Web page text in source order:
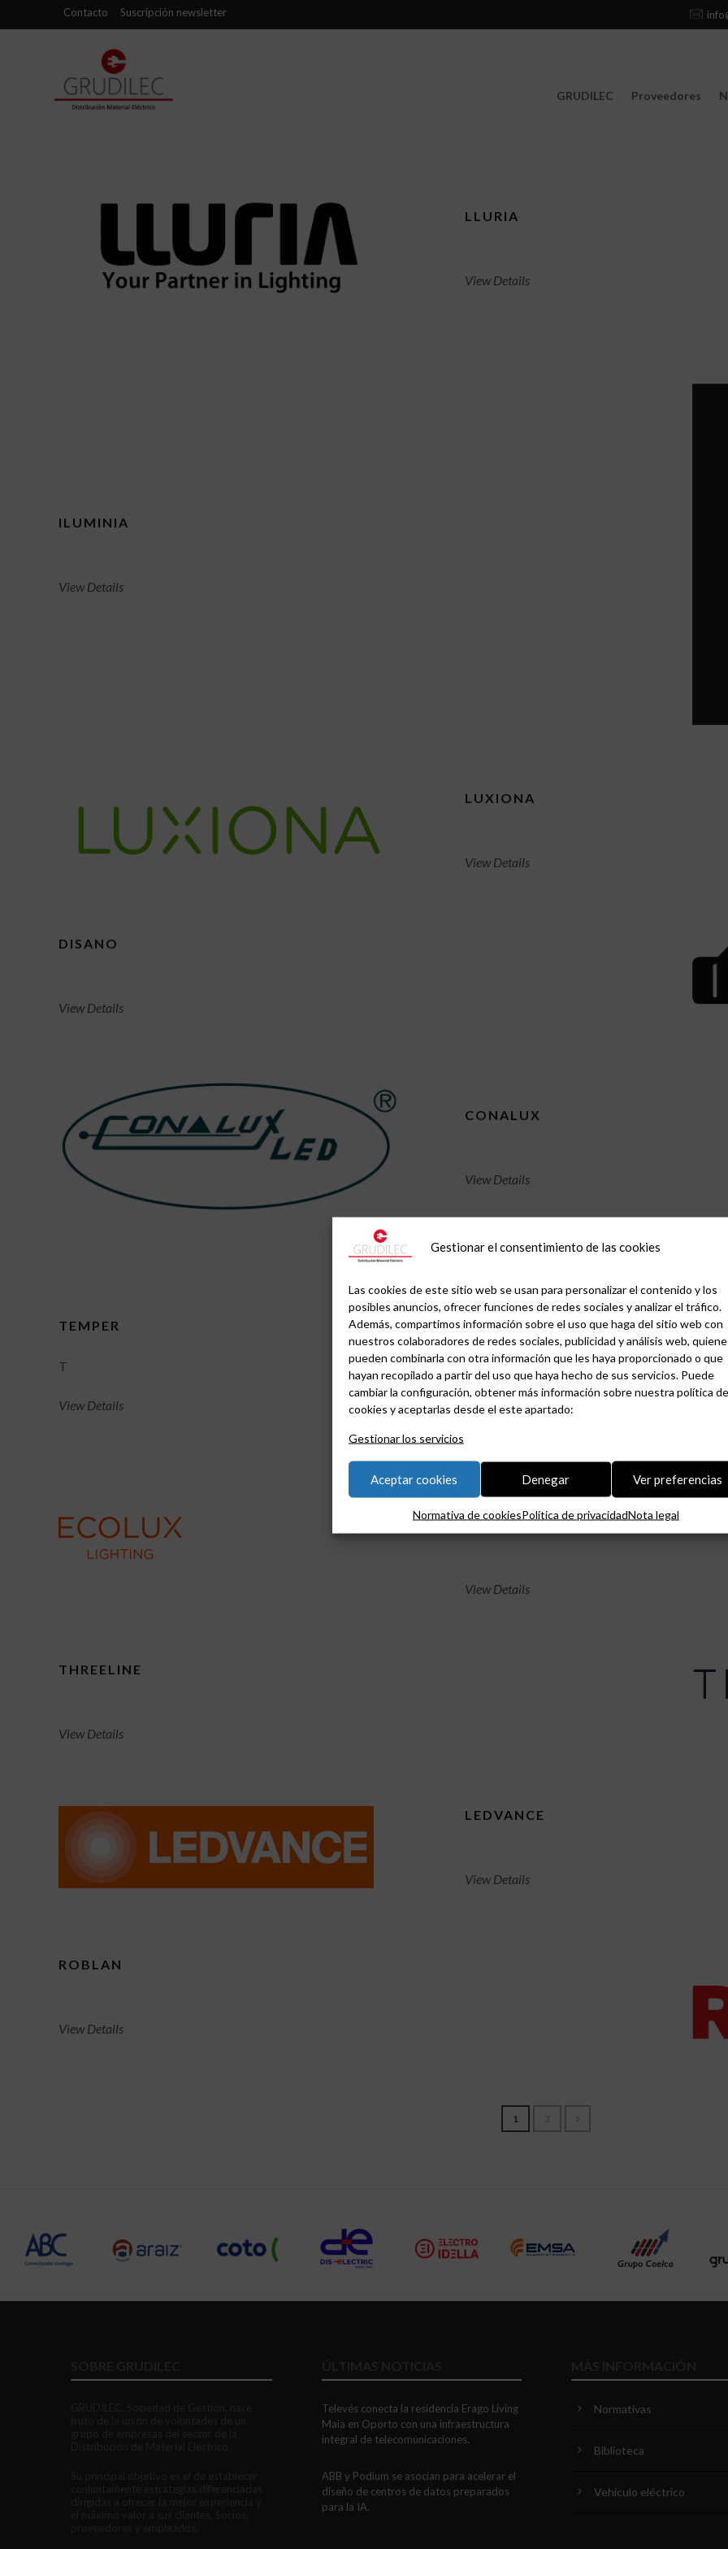
Gestionar el consentimiento de las cookies
Las cookies de este sitio web se usan para personalizar el contenido y los
posibles anuncios, ofrecer funciones de redes sociales y analizar el tráfico.
Además, compartimos información sobre el uso que haga del sitio web con
nuestros colaboradores de redes sociales, publicidad y análisis web,
pueden combinarla con otra información que les haya proporcionado o que
hayan recopilado a partir del uso que haya hecho de sus servicios. Puede
cambiar la configuración, obtener más información sobre nuestra política de
cookies y aceptarlas desde el este apartado:
Gestionar los servicios
Aceptar cookies Denegar Ver preferencias
Normativa de cookiesPolítica de privacidadNota legal
Contacto Suscripción newsletter
GRUDILEC Proveedores
LLURIA
View Details
ILUMINIA
View Details
LUXIONA
View Details
DISANO
View Details
CONALUX
View Details
TEMPER
T
View Details
ECOLUX
View Details
THREELINE
View Details
LEDVANCE
View Details
ROBLAN
View Details
1
Televés conecta la residencia Erago Living
Maia en Oporto con una infraestructura
integral de telecomunicaciones.
ABB y Podium se asocian para acelerar el
diseño de centros de datos preparados
para la IA.
Normativas
Biblioteca
Vehículo eléctrico